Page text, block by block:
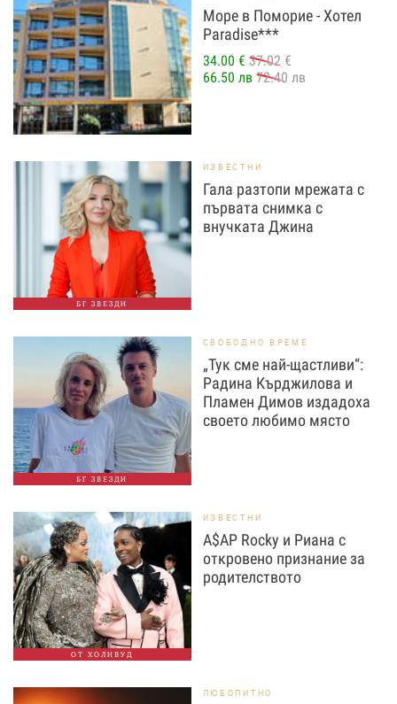
Море в Поморие - Хотел
Paradise***
34.00 € 37.02 €
66.50 лв 72.40 лв
БГ ЗВЕЗДИ
ИЗВЕСТНИ
Гала разтопи мрежата с
първата снимка с
внучката Джина
БГ ЗВЕЗДИ
СВОБОДНО ВРЕМЕ
„Тук сме най-щастливи“:
Радина Кърджилова и
Пламен Димов издадоха
своето любимо място
ОТ ХОЛИВУД
ИЗВЕСТНИ
A$AP Rocky и Риана с
откровено признание за
родителството
ЛЮБОПИТНО